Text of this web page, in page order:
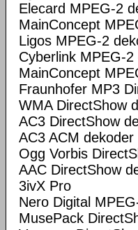
Elecard MPEG-2
MainConcept
Ligos MPEG-2
Cyberlink MPEG-2
MainConcept
Fraunhofer MP3
WMA DirectShow
AC3 DirectShow
AC3 ACM dekoder
Ogg Vorbis
AAC DirectShow
3ivX Pro
Nero Digital
MusePack